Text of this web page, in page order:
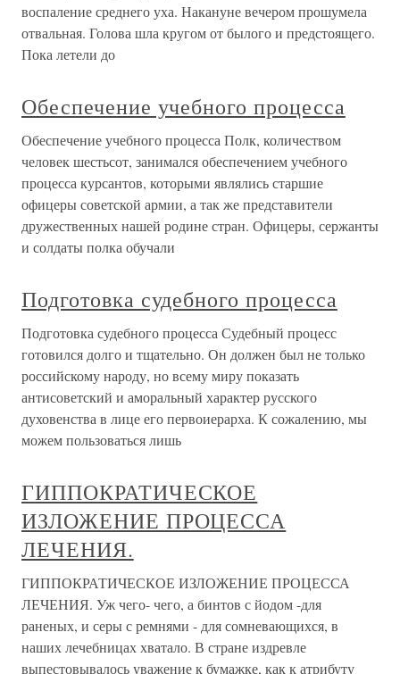
воспаление среднего уха. Накануне вечером прошумела
отвальная. Голова шла кругом от былого и предстоящего.
Пока летели до
Обеспечение учебного процесса
Обеспечение учебного процесса Полк, количеством
человек шестьсот, занимался обеспечением учебного
процесса курсантов, которыми являлись старшие
офицеры советской армии, а так же представители
дружественных нашей родине стран. Офицеры, сержанты
и солдаты полка обучали
Подготовка судебного процесса
Подготовка судебного процесса Судебный процесс
готовился долго и тщательно. Он должен был не только
российскому народу, но всему миру показать
антисоветский и аморальный характер русского
духовенства в лице его первоиерарха. К сожалению, мы
можем пользоваться лишь
ГИППОКРАТИЧЕСКОЕ
ИЗЛОЖЕНИЕ ПРОЦЕССА
ЛЕЧЕНИЯ.
ГИППОКРАТИЧЕСКОЕ ИЗЛОЖЕНИЕ ПРОЦЕССА
ЛЕЧЕНИЯ. Уж чего- чего, а бинтов с йодом -для
раненых, и серы с ремнями - для сомневающихся, в
наших лечебницах хватало. В стране издревле
выпестовывалось уважение к бумажке, как к атрибуту